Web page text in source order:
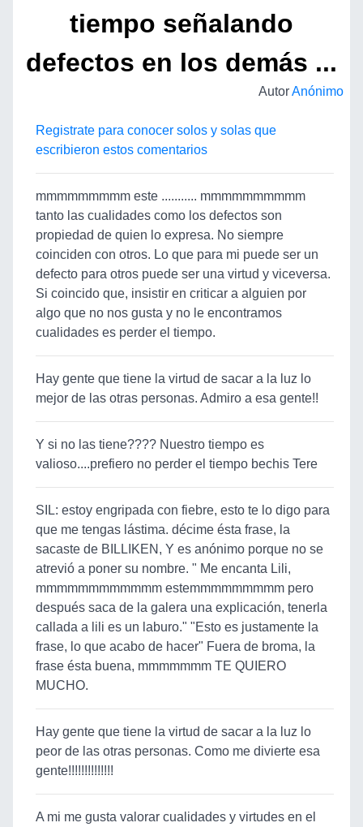
tiempo señalando
defectos en los demás ...
AutorAnónimo
Registrate para conocer solos y solas que
escribieron estos comentarios
mmmmmmmmm este ........... mmmmmmmmmm
tanto las cualidades como los defectos son
propiedad de quien lo expresa. No siempre
coinciden con otros. Lo que para mi puede ser un
defecto para otros puede ser una virtud y viceversa.
Si coincido que, insistir en criticar a alguien por
algo que no nos gusta y no le encontramos
cualidades es perder el tiempo.
Hay gente que tiene la virtud de sacar a la luz lo
mejor de las otras personas. Admiro a esa gente!!
Y si no las tiene???? Nuestro tiempo es
valioso....prefiero no perder el tiempo bechis Tere
SIL: estoy engripada con fiebre, esto te lo digo para
que me tengas lástima. décime ésta frase, la
sacaste de BILLIKEN, Y es anónimo porque no se
atrevió a poner su nombre. " Me encanta Lili,
mmmmmmmmmmmm estemmmmmmmmm pero
después saca de la galera una explicación, tenerla
callada a lili es un laburo." "Esto es justamente la
frase, lo que acabo de hacer" Fuera de broma, la
frase ésta buena, mmmmmmm TE QUIERO
MUCHO.
Hay gente que tiene la virtud de sacar a la luz lo
peor de las otras personas. Como me divierte esa
gente!!!!!!!!!!!!!!
A mi me gusta valorar cualidades y virtudes en el